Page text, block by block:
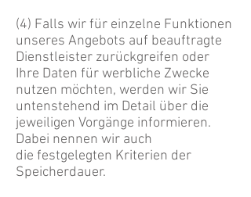
(4) Falls wir für einzelne Funktionen
unseres Angebots auf beauftragte
Dienstleister zurückgreifen oder
Ihre Daten für werbliche Zwecke
nutzen möchten, werden wir Sie
untenstehend im Detail über die
jeweiligen Vorgänge informieren.
Dabei nennen wir auch
die festgelegten Kriterien der
Speicherdauer.